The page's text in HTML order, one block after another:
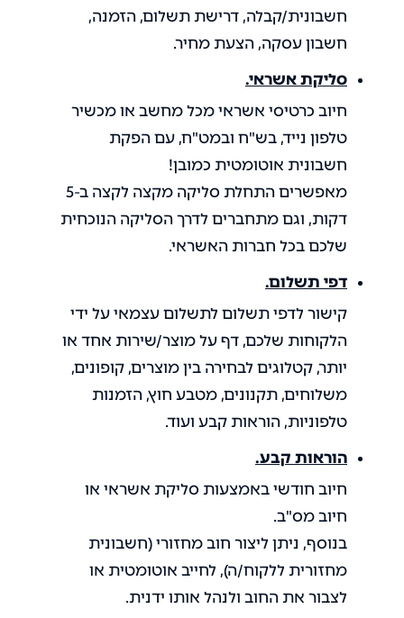
חשבונית/קבלה, דרישת תשלום, הזמנה,
חשבון עסקה, הצעת מחיר.
סליקת אשראי.
חיוב כרטיסי אשראי מכל מחשב או מכשיר
טלפון נייד, בש"ח ובמט"ח, עם הפקת
חשבונית אוטומטית כמובן!
מאפשרים התחלת סליקה מקצה לקצה ב-5
דקות, וגם מתחברים לדרך הסליקה הנוכחית
שלכם בכל חברות האשראי.
דפי תשלום.
קישור לדפי תשלום לתשלום עצמאי על ידי
הלקוחות שלכם, דף על מוצר/שירות אחד או
יותר, קטלוגים לבחירה בין מוצרים, קופונים,
משלוחים, תקנונים, מטבע חוץ, הזמנות
טלפוניות, הוראות קבע ועוד.
הוראות קבע.
חיוב חודשי באמצעות סליקת אשראי או
חיוב מס"ב.
בנוסף, ניתן ליצור חוב מחזורי (חשבונית
מחזורית ללקוח/ה), לחייב אוטומטית או
לצבור את החוב ולנהל אותו ידנית.